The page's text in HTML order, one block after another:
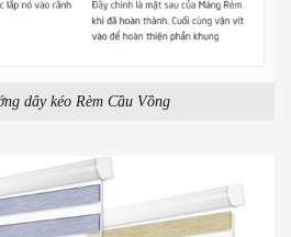
dây kéo Rèm Cầu Vồng